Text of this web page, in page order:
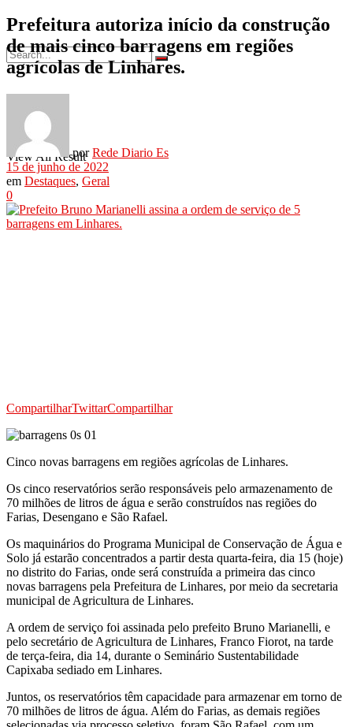
View All Result
Prefeitura autoriza início da construção
de mais cinco barragens em regiões
agrícolas de Linhares.
por Rede Diario Es
15 de junho de 2022
em Destaques, Geral
0
CompartilharTwittarCompartilhar
Cinco novas barragens em regiões agrícolas de Linhares.
Os cinco reservatórios serão responsáveis pelo armazenamento de
70 milhões de litros de água e serão construídos nas regiões do
Farias, Desengano e São Rafael.
Os maquinários do Programa Municipal de Conservação de Água e
Solo já estarão concentrados a partir desta quarta-feira, dia 15 (hoje)
no distrito do Farias, onde será construída a primeira das cinco
novas barragens pela Prefeitura de Linhares, por meio da secretaria
municipal de Agricultura de Linhares.
A ordem de serviço foi assinada pelo prefeito Bruno Marianelli, e
pelo secretário de Agricultura de Linhares, Franco Fiorot, na tarde
de terça-feira, dia 14, durante o Seminário Sustentabilidade
Capixaba sediado em Linhares.
Juntos, os reservatórios têm capacidade para armazenar em torno de
70 milhões de litros de água. Além do Farias, as demais regiões